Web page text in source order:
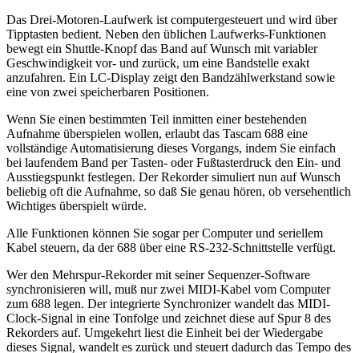
Das Drei-Motoren-Laufwerk ist computergesteuert und wird über
Tipptasten bedient. Neben den üblichen Laufwerks-Funktionen
bewegt ein Shuttle-Knopf das Band auf Wunsch mit variabler
Geschwindigkeit vor- und zurück, um eine Bandstelle exakt
anzufahren. Ein LC-Display zeigt den Bandzählwerkstand sowie
eine von zwei speicherbaren Positionen.
Wenn Sie einen bestimmten Teil inmitten einer bestehenden
Aufnahme überspielen wollen, erlaubt das Tascam 688 eine
vollständige Automatisierung dieses Vorgangs, indem Sie einfach
bei laufendem Band per Tasten- oder Fußtasterdruck den Ein- und
Ausstiegspunkt festlegen. Der Rekorder simuliert nun auf Wunsch
beliebig oft die Aufnahme, so daß Sie genau hören, ob versehentlich
Wichtiges überspielt würde.
Alle Funktionen können Sie sogar per Computer und seriellem
Kabel steuern, da der 688 über eine RS-232-Schnittstelle verfügt.
Wer den Mehrspur-Rekorder mit seiner Sequenzer-Software
synchronisieren will, muß nur zwei MIDI-Kabel vom Computer
zum 688 legen. Der integrierte Synchronizer wandelt das MIDI-
Clock-Signal in eine Tonfolge und zeichnet diese auf Spur 8 des
Rekorders auf. Umgekehrt liest die Einheit bei der Wiedergabe
dieses Signal, wandelt es zurück und steuert dadurch das Tempo des